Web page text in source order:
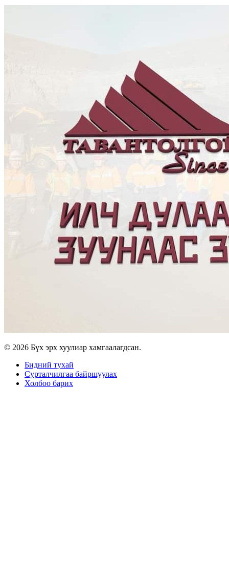
© 2026 Бүх эрх хуулиар хамгаалагдсан.
Бидний тухай
Сурталчилгаа байршуулах
Холбоо барих